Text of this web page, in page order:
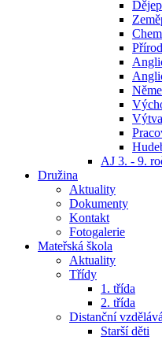
AJ 3. - 9.
Družina
Aktuality
Dokumenty
Kontakt
Fotogalerie
Mateřská škola
Aktuality
Třídy
1. třída
2. třída
Distanční
Starší děti